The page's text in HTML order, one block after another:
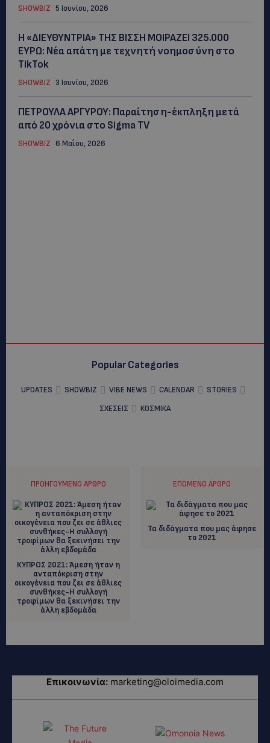
SHOWBIZ 5 Ιουνίου, 2026
Η «ΔΙΕΥΘΥΝΤΡΙΑ» ΤΗΣ ΒΙΣΣΗ ΜΟΙΡΑΖΕΙ 325.000
ΕΥΡΩ: Νέα απάτη με τεχνητή νοημοσύνη στο
TikTok
SHOWBIZ 3 Ιουνίου, 2026
ΠΕΤΡΟΥΛΑ ΑΡΓΥΡΟΥ: Παραίτηση-έκπληξη μετά
από 20 χρόνια στο Sigma TV
SHOWBIZ 6 Μαΐου, 2026
Popular Categories
UPDATES SHOWBIZ VIBE NEWS CALENDAR
STORIES
ΣΧΕΣΕΙΣ
ΚΟΣΜΙΚΑ
ΠΡΟΗΓΟΎΜΕΝΟ ΆΡΘΡΟ
ΚΥΠΡΟΣ 2021: Άμεση ήταν η
ανταπόκριση στην
οικογένεια που ζει σε άθλιες
συνθήκες-Η συλλογή
τροφίμων θα ξεκινήσει την
άλλη εβδομάδα
ΕΠΌΜΕΝΟ ΆΡΘΡΟ
Τα διδάγματα που μας άφησε
το 2021
Επικοινωνία: marketing@oloimedia.com